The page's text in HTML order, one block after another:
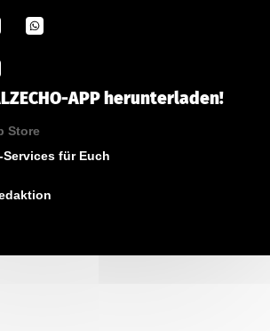
APP herunterladen!
Services für Euch